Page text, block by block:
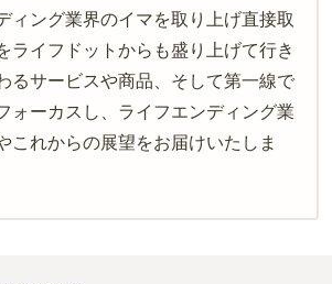
ィング業界のイマを取り上げ直接取
ライフドットからも盛り上げて行き
るサービスや商品、そして第一線で
ォーカスし、ライフエンディング業
これからの展望をお届けいたしま